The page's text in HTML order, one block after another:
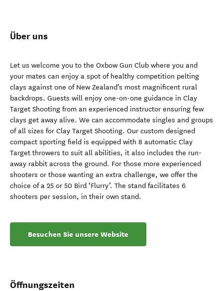
Über uns
Let us welcome you to the Oxbow Gun Club where you and
your mates can enjoy a spot of healthy competition pelting
clays against one of New Zealand’s most magnificent rural
backdrops. Guests will enjoy one-on-one guidance in Clay
Target Shooting from an experienced instructor ensuring few
clays get away alive. We can accommodate singles and groups
of all sizes for Clay Target Shooting. Our custom designed
compact sporting field is equipped with 8 automatic Clay
Target throwers to suit all abilities, it also includes the run-
away rabbit across the ground. For those more experienced
shooters or those wanting an extra challenge, we offer the
choice of a 25 or 50 Bird ‘Flurry’. The stand facilitates 6
shooters per session, in their own stand.
Besuchen Sie unsere Website
Öffnungszeiten